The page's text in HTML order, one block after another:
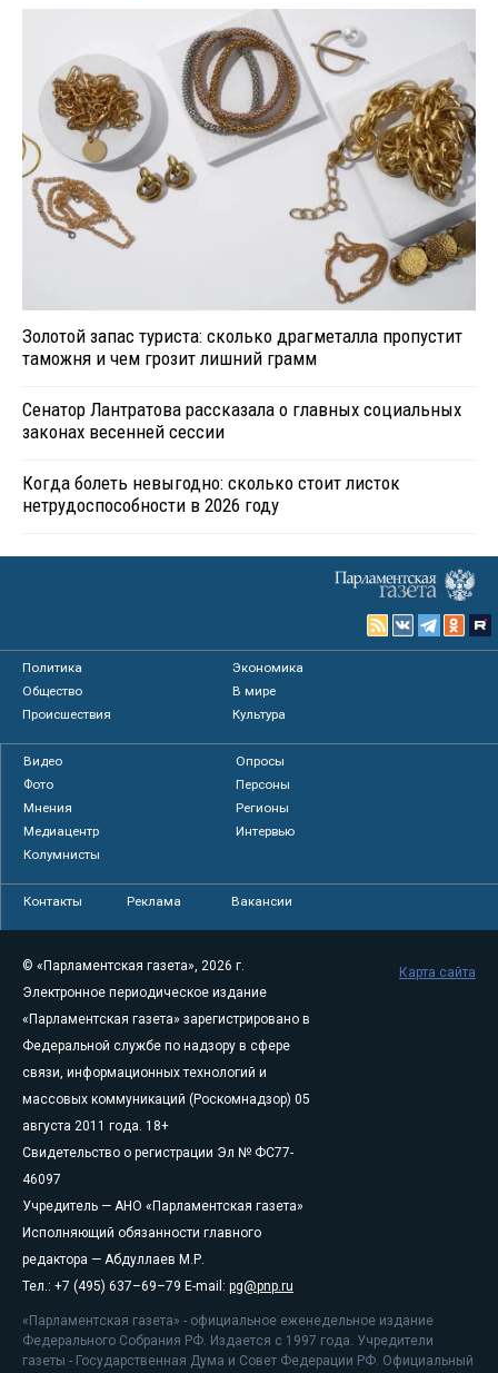
Золотой запас туриста: сколько драгметалла пропустит
таможня и чем грозит лишний грамм
Сенатор Лантратова рассказала о главных социальных
законах весенней сессии
Когда болеть невыгодно: сколько стоит листок
нетрудоспособности в 2026 году
Политика
Экономика
Общество
В мире
Происшествия
Культура
Видео
Опросы
Фото
Персоны
Мнения
Регионы
Медиацентр
Интервью
Колумнисты
Контакты Реклама Вакансии
© «Парламентская газета», 2026 г.
Электронное периодическое издание
«Парламентская газета» зарегистрировано в
Федеральной службе по надзору в сфере
связи, информационных технологий и
массовых коммуникаций (Роскомнадзор) 05
августа 2011 года. 18+
Свидетельство о регистрации Эл № ФС77-
46097
Учредитель — АНО «Парламентская газета»
Исполняющий обязанности главного
редактора — Абдуллаев М.Р.
Тел.: +7 (495) 637–69–79 E-mail: pg@pnp.ru
«Парламентская газета» - официальное еженедельное издание
Федерального Собрания РФ. Издается с 1997 года. Учредители
газеты - Государственная Дума и Совет Федерации РФ. Официальный
Карта сайта